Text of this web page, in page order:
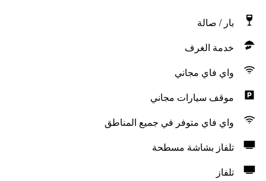
بار / صالة
خدمة الغرف
واي فاي مجاني
موقف سيارات مجاني
واي فاي متوفر في جميع المناطق
تلفاز بشاشة مسطحة
تلفاز